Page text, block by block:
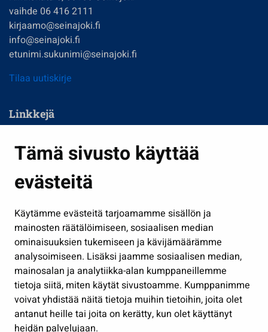
Tämä sivusto käyttää
evästeitä
Käytämme evästeitä tarjoamamme sisällön ja
mainosten räätälöimiseen, sosiaalisen median
ominaisuuksien tukemiseen ja kävijämäärämme
analysoimiseen. Lisäksi jaamme sosiaalisen median,
mainosalan ja analytiikka-alan kumppaneillemme
tietoja siitä, miten käytät sivustoamme. Kumppanimme
voivat yhdistää näitä tietoja muihin tietoihin, joita olet
antanut heille tai joita on kerätty, kun olet käyttänyt
heidän palvelujaan.
vaihde 06 416 2111
kirjaamo@seinajoki.fi
info@seinajoki.fi
etunimi.sukunimi@seinajoki.fi
Tilaa uutiskirje
Linkkejä
Kasvatus ja opetus
Kulttuuri ja liikunta
Työ ja yrittäminen
Osallistu ja asioi
Näytä omat evästeasetukseni
Seuraa meitä